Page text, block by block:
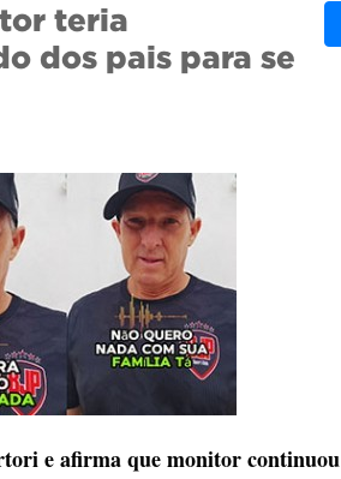
teria
dos pais para se
e afirma que monitor continuou